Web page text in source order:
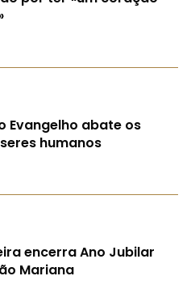
Evangelho abate os
humanos
encerra Ano Jubilar
Mariana